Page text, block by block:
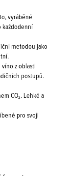
vyráběné
každodenní
metodou jako
z oblasti
postupů.
CO₂. Lehké a
pro svoji